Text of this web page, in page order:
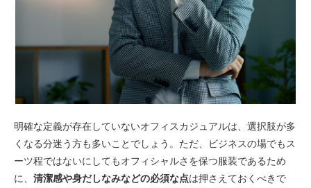
明確な定義が存在していないオフィスカジュアルは、選択肢が多
くなる分迷う方も多いことでしょう。ただ、ビジネスの場でもス
ーツ程ではないにしてもオフィシャルさを保つ服装であるため
に、 清潔感や身だしなみなどの必須な点は押さえておくべきで